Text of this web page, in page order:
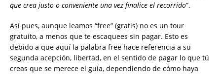
que crea justo o conveniente una vez finalice el recorrido”.
Así pues, aunque leamos “free” (gratis) no es un tour
gratuito, a menos que te escaquees sin pagar. Esto es
debido a que aquí la palabra free hace referencia a su
segunda acepción, libertad, en el sentido de pagar lo que tú
creas que se merece el guía, dependiendo de cómo haya